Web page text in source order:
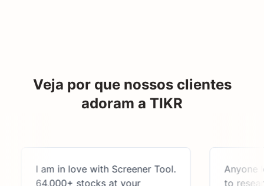
Veja por que nossos clientes
adoram a TIKR
I am in love with Screener Tool.
64,000+ stocks at your
Anyone
to research